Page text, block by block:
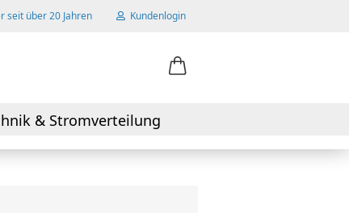
seit über 20 Jahren Kundenlogin
& Stromverteilung